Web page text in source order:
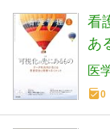
看
あ
安
医
0